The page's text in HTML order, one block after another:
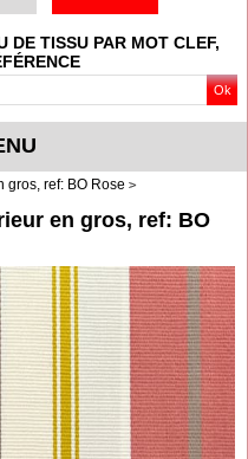
DE TISSU PAR MOT CLEF,
gros, ref: BO Rose
en gros, ref: BO